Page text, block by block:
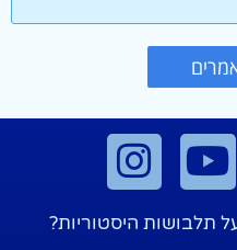
תלבושות היסטוריות?